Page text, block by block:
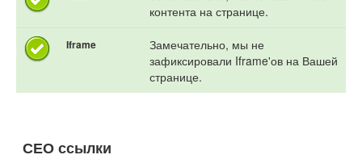
контента на странице.
Iframe
Замечательно, мы не
зафиксировали Iframe'ов на Вашей
странице.
СЕО ссылки